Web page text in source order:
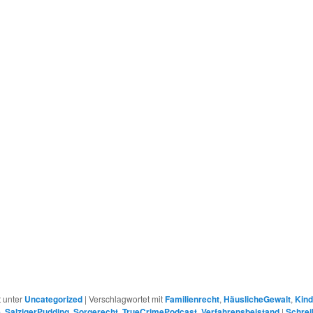
unter Uncategorized |Verschlagwortet mit Familienrecht,HäuslicheGewalt,